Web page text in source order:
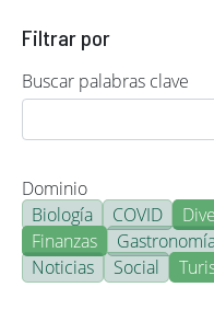
Filtrar por
Buscar palabras clave
Dominio
Biología
COVID
Finanzas
Noticias
Social